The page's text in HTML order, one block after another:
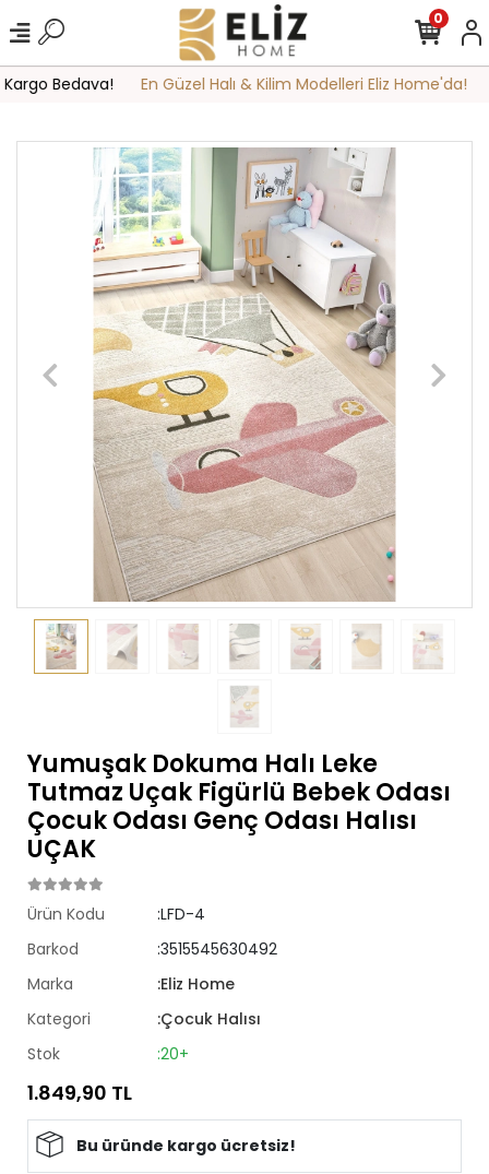
Bedava! En Güzel Halı & Kilim Modelleri Eliz Home'da!
0
Yumuşak Dokuma Halı Leke
Tutmaz Uçak Figürlü Bebek Odası
Çocuk Odası Genç Odası Halısı
UÇAK
Ürün Kodu
:LFD-4
Barkod
:3515545630492
Marka
:Eliz Home
Kategori
:Çocuk Halısı
Stok
:20+
1.849,90 TL
Bu üründe kargo ücretsiz!